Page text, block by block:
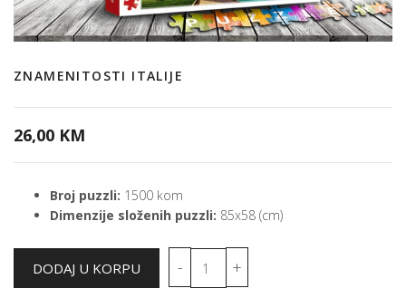
ZNAMENITOSTI ITALIJE
26,00 KM
Broj puzzli: 1500 kom
Dimenzije složenih puzzli: 85x58 (cm)